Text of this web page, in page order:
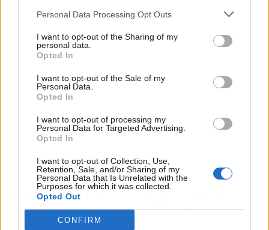
Personal Data Processing Opt Outs
I want to opt-out of the Sharing of my
personal data.
Opted In
I want to opt-out of the Sale of my
Personal Data.
Opted In
I want to opt-out of processing my
Personal Data for Targeted Advertising.
Opted In
I want to opt-out of Collection, Use,
Retention, Sale, and/or Sharing of my
Personal Data that Is Unrelated with the
Purposes for which it was collected.
Opted Out
CONFIRM
Artículo anterior
Diseño de sonrisas con
el tratamiento de Clínica
Carlos Saiz Smile
doméstico Madrid, de la